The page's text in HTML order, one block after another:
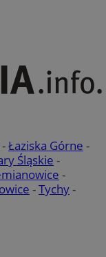
-Łaziska Górne -
Śląskie -
-
-Tychy-